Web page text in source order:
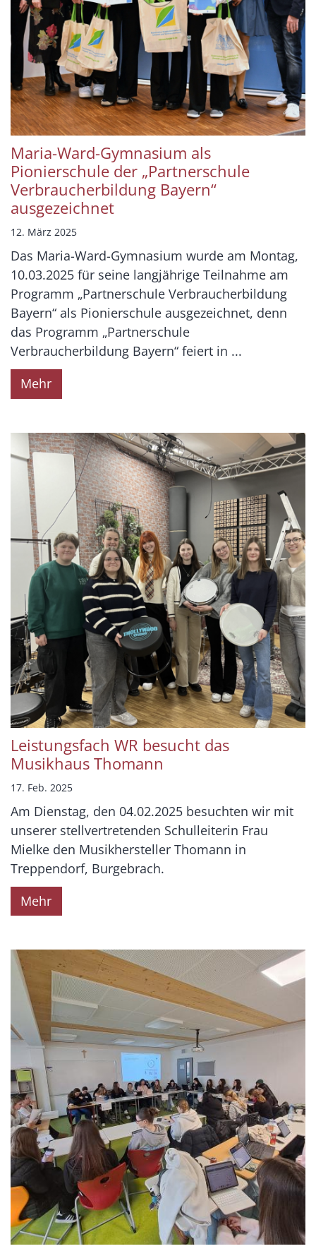
Maria-Ward-Gymnasium als
Pionierschule der „Partnerschule
Verbraucherbildung Bayern“
ausgezeichnet
12. März 2025
Das Maria-Ward-Gymnasium wurde am Montag,
10.03.2025 für seine langjährige Teilnahme am
Programm „Partnerschule Verbraucherbildung
Bayern“ als Pionierschule ausgezeichnet, denn
das Programm „Partnerschule
Verbraucherbildung Bayern“ feiert in ...
Mehr
Leistungsfach WR besucht das
Musikhaus Thomann
17. Feb. 2025
Am Dienstag, den 04.02.2025 besuchten wir mit
unserer stellvertretenden Schulleiterin Frau
Mielke den Musikhersteller Thomann in
Treppendorf, Burgebrach.
Mehr